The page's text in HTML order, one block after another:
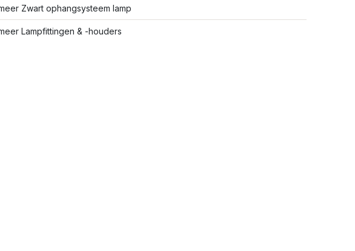
Zwart ophangsysteem lamp
Lampfittingen & -houders